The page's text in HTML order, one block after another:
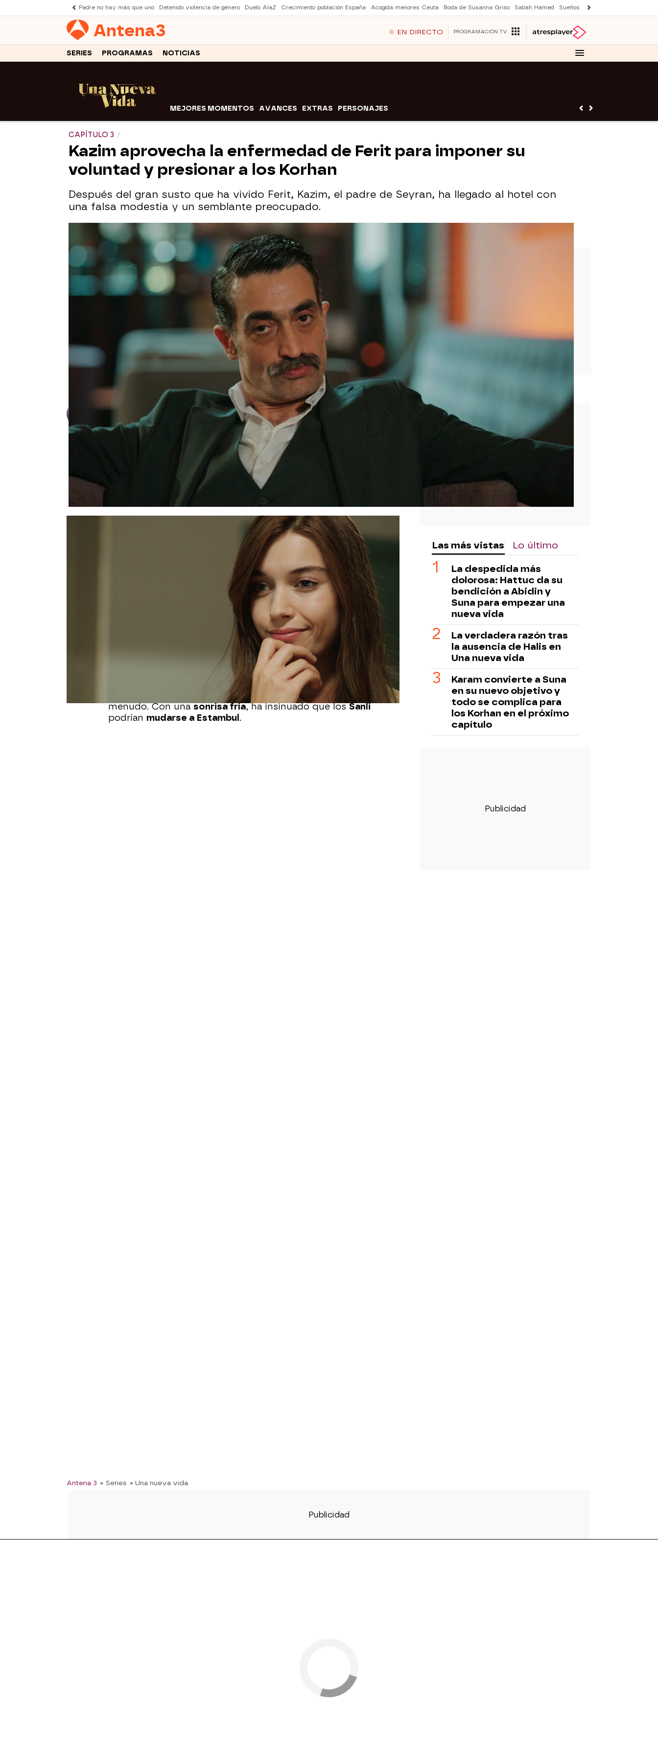
Padre no hay más que uno Detenido violencia de género Duelo AlaZ Crecimiento población España Acogida menores Ceuta Boda de Susanna Griso Sabah Hamed Sueños de libertad
Antena3 EN DIRECTO PROGRAMACIÓN TV
SERIES PROGRAMAS NOTICIAS
MEJORES MOMENTOS AVANCES EXTRAS PERSONAJES
CAPÍTULO 3
Kazim aprovecha la enfermedad de Ferit para imponer su
voluntad y presionar a los Korhan
Después del gran susto que ha vivido Ferit, Kazim, el padre de Seyran, ha llegado al hotel con
una falsa modestia y un semblante preocupado.
Seyran se enfrenta a la traición de Ferit y se convierte en su salvadora en su noche de bodas
Desirée Castillo
Publicado:29 de septiembre de 2024, 22:42
recuperado, Kazimha mostrado alivio por su
estado de salud
, pero no ha tardado en expresar su
con los Korhan. “Estoy molesto porque no me han informado
de lo ocurrido. Me he tenido que enterar por un tercero”, ha
dicho con retintín.
, sin rodeos, ha dejado claro que, si hubiera sabido que
, se habría preocupado aún más por la
“Ifakat no me dijo que tenías una
, ha dicho, intentando
aprovecharse de la
presiónsobre losKorhan .
, sin embargo, no es más que una
fachada
para su verdadero objetivo: manipular la situación en su favor
, el padre de Ferit, ha intentadocalmar los ánimos
asegurando a Kazim que Seyran estará bien y que no tiene de
qué preocuparse. Sin embargo, lo que nadie sabe es que su
maniobra
calculada para mantener una
ha dejado claro que se verán más a
menudo. Con unasonrisa fría, ha insinuado que losSanli
podrían mudarse a Estambul .
Antena 3 » Series » Una nueva vida
Las más vistas Lo último
La despedida más
dolorosa: Hattuc da su
bendición a Abidin y
Suna para empezar una
nueva vida
La verdadera razón tras
la ausencia de Halis en
Una nueva vida
Karam convierte a Suna
en su nuevo objetivo y
todo se complica para
los Korhan en el próximo
capítulo